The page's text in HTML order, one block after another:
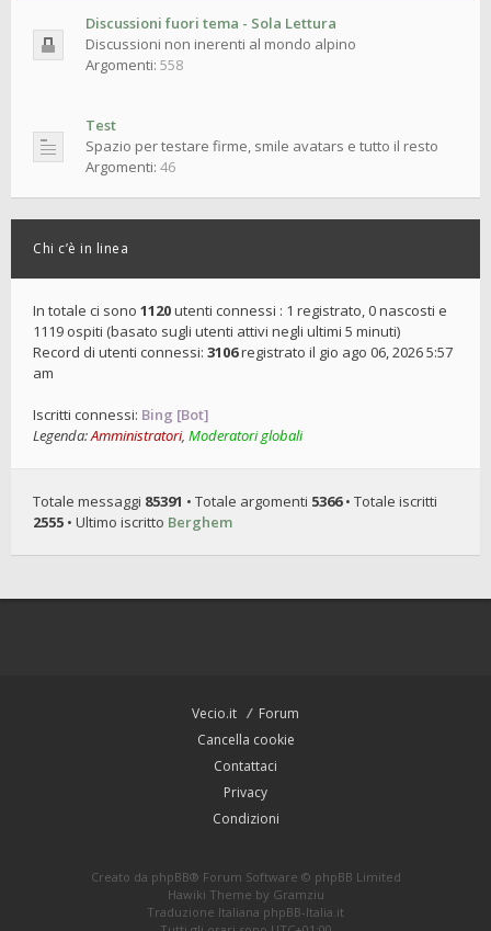
Discussioni fuori tema - Sola Lettura
Discussioni non inerenti al mondo alpino
Argomenti: 558
Test
Spazio per testare firme, smile avatars e tutto il resto
Argomenti: 46
Chi c’è in linea
In totale ci sono 1120utenti connessi : 1 registrato, 0 nascosti e
1119 ospiti (basato sugli utenti attivi negli ultimi 5 minuti)
Record di utenti connessi: 3106registrato il gio ago 06, 2026 5:57
am
Iscritti connessi: Bing [Bot]
Legenda:Amministratori, Moderatori globali
Totale messaggi 85391 • Totale argomenti 5366• Totale iscritti
2555 • Ultimo iscritto Berghem
Vecio.it
Forum
Cancella cookie
Contattaci
Privacy
Condizioni
Creato da phpBB® Forum Software © phpBB Limited
Hawiki Theme by Gramziu
Traduzione Italiana phpBB-Italia.it